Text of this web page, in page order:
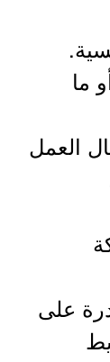
ما
العمل
على